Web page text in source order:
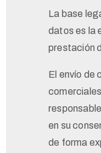
La base
datos es la
prestación
El envío de
en su
de forma